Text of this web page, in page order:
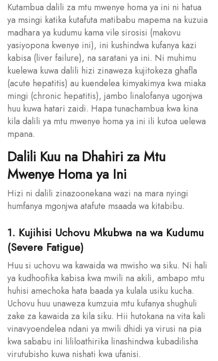
Kutambua dalili za mtu mwenye homa ya ini ni hatua
ya msingi katika kutafuta matibabu mapema na kuzuia
madhara ya kudumu kama vile sirosisi (makovu
yasiyopona kwenye ini), ini kushindwa kufanya kazi
kabisa (liver failure), na saratani ya ini. Ni muhimu
kuelewa kuwa dalili hizi zinaweza kujitokeza ghafla
(acute hepatitis) au kuendelea kimyakimya kwa miaka
mingi (chronic hepatitis), jambo linalofanya ugonjwa
huu kuwa hatari zaidi. Hapa tunachambua kwa kina
kila dalili ya mtu mwenye homa ya ini ili kutoa uelewa
mpana.
Dalili Kuu na Dhahiri za Mtu
Mwenye Homa ya Ini
Hizi ni dalili zinazoonekana wazi na mara nyingi
humfanya mgonjwa atafute msaada wa kitabibu.
1. Kujihisi Uchovu Mkubwa na wa Kudumu
(Severe Fatigue)
Huu si uchovu wa kawaida wa mwisho wa siku. Ni hali
ya kudhoofika kabisa kwa mwili na akili, ambapo mtu
huhisi amechoka hata baada ya kulala usiku kucha.
Uchovu huu unaweza kumzuia mtu kufanya shughuli
zake za kawaida za kila siku. Hii hutokana na vita kali
vinavyoendelea ndani ya mwili dhidi ya virusi na pia
kwa sababu ini lililoathirika linashindwa kubadilisha
virutubisho kuwa nishati kwa ufanisi.